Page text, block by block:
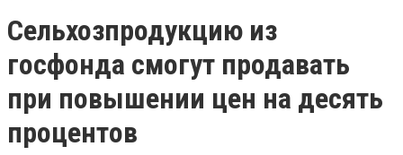
Сельхозпродукцию из
госфонда смогут продавать
при повышении цен на десять
процентов